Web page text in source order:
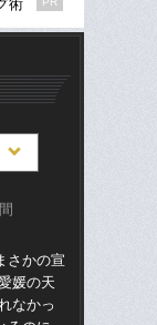
術
さかの宣
媛の天
なかっ